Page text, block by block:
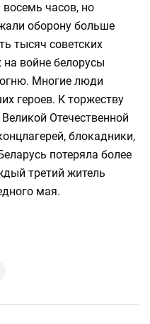
восемь часов, но
оборону больше
тысяч советских
войне белорусы
Многие люди
героев. К торжеству
Отечественной
блокадники,
потеряла более
третий житель
мая.